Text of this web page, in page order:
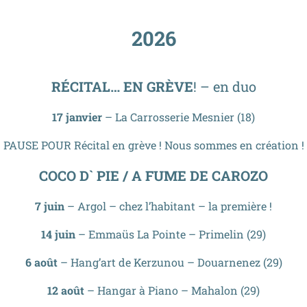
2026
RÉCITAL… EN GRÈVE! – en duo
17 janvier – La Carrosserie Mesnier (18)
PAUSE POUR Récital en grève ! Nous sommes en création !
COCO D` PIE / A FUME DE CAROZO
7 juin – Argol – chez l’habitant – la première !
14 juin – Emmaüs La Pointe – Primelin (29)
6 août– Hang’art de Kerzunou – Douarnenez (29)
12 août – Hangar à Piano – Mahalon (29)